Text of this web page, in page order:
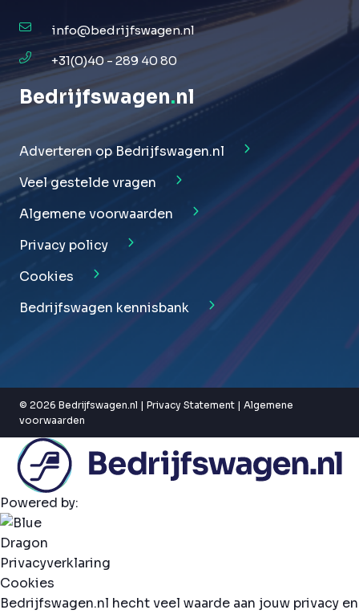
info@bedrijfswagen.nl
+31(0)40 - 289 40 80
Bedrijfswagen.nl
Adverteren op Bedrijfswagen.nl
Veel gestelde vragen
Algemene voorwaarden
Privacy policy
Cookies
Bedrijfswagen kennisbank
© 2026 Bedrijfswagen.nl | Privacy Statement | Algemene
voorwaarden
Powered by:
Privacyverklaring
Cookies
Bedrijfswagen.nl hecht veel waarde aan jouw privacy en